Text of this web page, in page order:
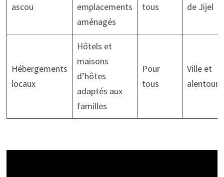
ascou
emplacements
aménagés
tous
de Jijel
Hébergements
locaux
Hôtels et
maisons
d’hôtes
adaptés aux
familles
Pour
tous
Ville et
alentours